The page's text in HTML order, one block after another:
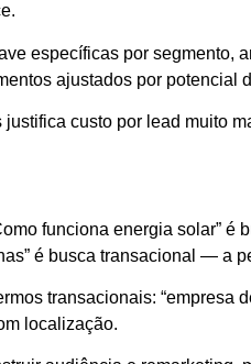
específicas por segmento,
ajustados por potencial
custo por lead muito
funciona energia solar”
é busca transacional — a
transacionais: “empresa
localização.